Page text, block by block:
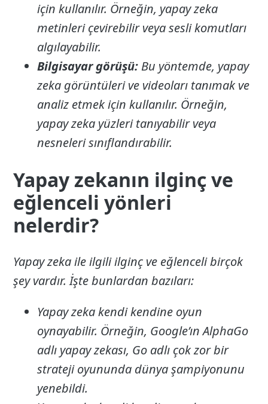
için kullanılır. Örneğin, yapay zeka
metinleri çevirebilir veya sesli komutları
algılayabilir.
Bilgisayar görüşü: Bu yöntemde, yapay
zeka görüntüleri ve videoları tanımak ve
analiz etmek için kullanılır. Örneğin,
yapay zeka yüzleri tanıyabilir veya
nesneleri sınıflandırabilir.
Yapay zekanın ilginç ve
eğlenceli yönleri
nelerdir?
Yapay zeka ile ilgili ilginç ve eğlenceli birçok
şey vardır. İşte bunlardan bazıları:
Yapay zeka kendi kendine oyun
oynayabilir. Örneğin, Google’ın AlphaGo
adlı yapay zekası, Go adlı çok zor bir
strateji oyununda dünya şampiyonunu
yenebildi.